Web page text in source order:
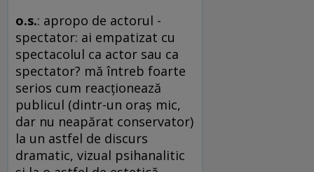
o.s.: apropo de actorul -
spectator: ai empatizat cu
spectacolul ca actor sau ca
spectator? mă întreb foarte
serios cum reacţionează
publicul (dintr-un oraş mic,
dar nu neapărat conservator)
la un astfel de discurs
dramatic, vizual psihanalitic